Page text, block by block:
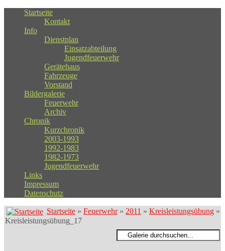
Startseite
Kontakt
Info
Dienstplan
Einsatzabteilung
Jugendfeuerwehr
Gerätehaus
Fahrzeuge
Vorstand
Bildergalerie
Feuerwehr
Archiv
Chronik
Kurzchronik
2003-1993
1992-1983
1982-1973
Jugendfeuerwehr
Links
Impressum
Datenschutz
Startseite » Feuerwehr» 2011 » Kreisleistungsübung »
Kreisleistungsübung_17